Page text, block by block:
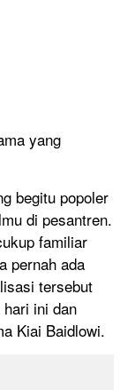
yang
begitu popoler
di pesantren.
familiar
pernah ada
tersebut
ini dan
Kiai Baidlowi.